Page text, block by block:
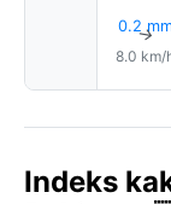
0.2↑
8.0 km/
Indeks